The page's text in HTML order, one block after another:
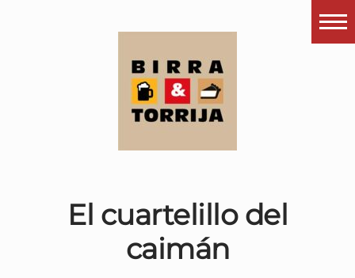
¿Esto que es pués?
Últimas visitas
Todos los garitos
Por el mundo
Contactar
El cuartelillo del
caimán